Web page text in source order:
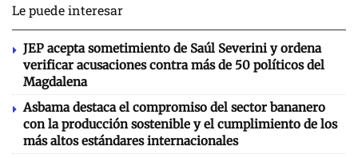
Le puede interesar
JEP acepta sometimiento de Saúl Severini y ordena
verificar acusaciones contra más de 50 políticos del
Magdalena
Asbama destaca el compromiso del sector bananero
con la producción sostenible y el cumplimiento de los
más altos estándares internacionales